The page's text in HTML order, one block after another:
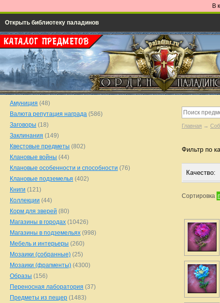
В
Открыть библиотеку паладинов
Главная →
Фильтр по
Качество:
Сортировка
Амуниция (48)
Валюта репутация награда (586)
Заговоры (18)
Заклинания (149)
Квестовые предметы (802)
Клановые войны (44)
Клановые особенности и способности (76)
Клановые подземелья (402)
Книги (121)
Коллекции (44)
Корм для зверей (80)
Магазины в городах (10426)
Магазины в подземельях (998)
Мебель и интерьеры (260)
Мозаики (собранные) (25)
Мозаики (фрагменты) (4300)
Образы (156)
Переносная лаборатория (37)
Предметы из пещер (1483)